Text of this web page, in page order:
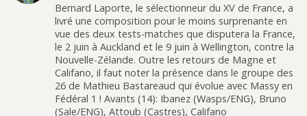
Bernard Laporte, le sélectionneur du XV de France, a
livré une composition pour le moins surprenante en
vue des deux tests-matches que disputera la France,
le 2 juin à Auckland et le 9 juin à Wellington, contre la
Nouvelle-Zélande. Outre les retours de Magne et
Califano, il faut noter la présence dans le groupe des
26 de Mathieu Bastareaud qui évolue avec Massy en
Fédéral 1 ! Avants (14): Ibanez (Wasps/ENG), Bruno
(Sale/ENG), Attoub (Castres), Califano